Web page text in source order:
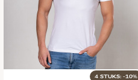
4 STUKS: -10%